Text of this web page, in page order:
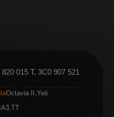
820 015 T, 3C0 907 521
Octavia II
Yeti
A3 TT